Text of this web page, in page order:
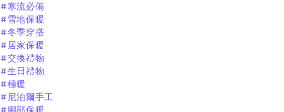
#寒流必備
#雪地保暖
#冬季穿搭
#居家保暖
#交換禮物
#生日禮物
#極暖
#尼泊爾手工